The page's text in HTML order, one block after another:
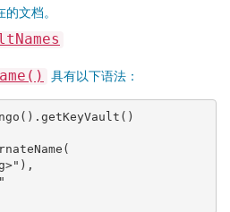
的文档。
具有以下语法：